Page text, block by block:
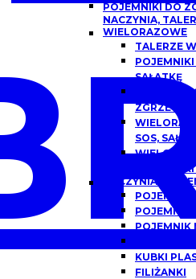
POJEMNIKI DO
NACZYNIA,
WIELORAZOWE
TALERZE
SAŁATKĘ
ZGRZEWU
SOS,
NACZYNIA I
POJEMNIKI
POJEMNIK
KUBKI
FILIŻANKI